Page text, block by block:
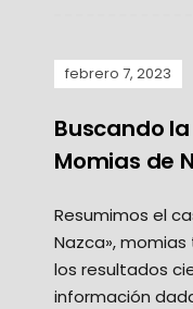
febrero 7, 2023
Buscando
Momias de
Resumimos el
Nazca»,
los resultados
información